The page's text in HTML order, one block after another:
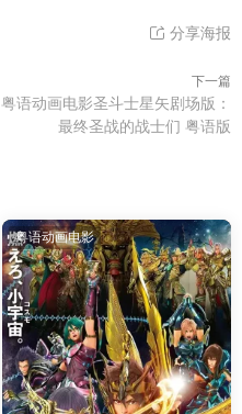
分享海报
下一篇
粤语动画电影圣斗士星矢剧场版：
最终圣战的战士们 粤语版
粤语动画电影